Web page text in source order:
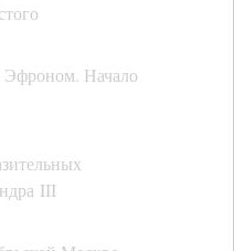
Эфроном. Начало
III